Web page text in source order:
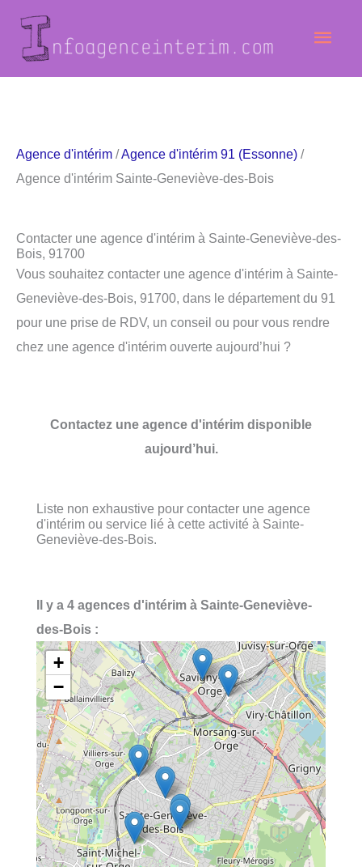
contenu
Agence d'intérim /Agence d'intérim 91 (Essonne) /
Agence d'intérim Sainte-Geneviève-des-Bois
Contacter une agence d'intérim à Sainte-Geneviève-des-
Bois, 91700
Vous souhaitez contacter une agence d'intérim à Sainte-
Geneviève-des-Bois, 91700, dans le département du 91
pour une prise de RDV, un conseil ou pour vous rendre
chez une agence d'intérim ouverte aujourd’hui ?
Contactez une agence d'intérim disponible
aujourd’hui.
Liste non exhaustive pour contacter une agence
d'intérim ou service lié à cette activité à Sainte-
Geneviève-des-Bois.
Il y a 4 agences d'intérim à Sainte-Geneviève-
des-Bois :
+
−